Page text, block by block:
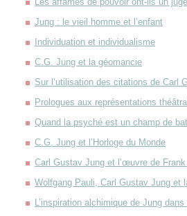
Jung : le vieil homme et l’enfant
Individuation et individualisme
C.G. Jung et la géomancie
Sur l’utilisation des citations de Carl
Prologues aux représentations
Quand la psyché est un champ de
C.G. Jung et l’Horloge du Monde
Carl Gustav Jung et l’œuvre de
Wolfgang Pauli, Carl Gustav Jung et
L’inspiration alchimique de Jung